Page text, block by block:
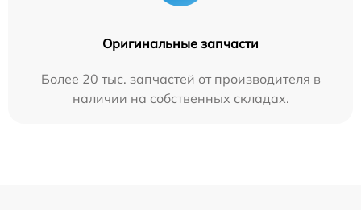
Оригинальные запчасти
Более 20 тыс. запчастей от производителя в
наличии на собственных складах.